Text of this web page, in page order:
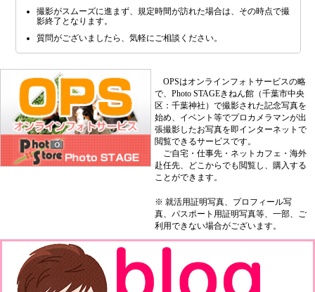
撮影がスムーズに進まず、規定時間が訪れた場合は、その時点で撮
影終了となります。
質問がございましたら、気軽にご相談ください。
OPSはオンラインフォトサービスの略
で、Photo STAGEきねん館（千葉市中央
区：千葉神社）で撮影された記念写真を
始め、イベント等でプロカメラマンが出
張撮影したお写真を即インターネットで
閲覧できるサービスです。
ご自宅・仕事先・ネットカフェ・海外
赴任先、どこからでも閲覧し、購入する
ことができます。
※ 就活用証明写真、プロフィール写
真、パスポート用証明写真等、一部、ご
利用できない場合がございます。